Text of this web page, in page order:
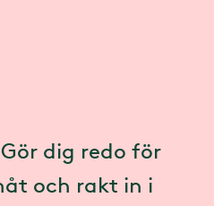
dig redo för
och rakt in i